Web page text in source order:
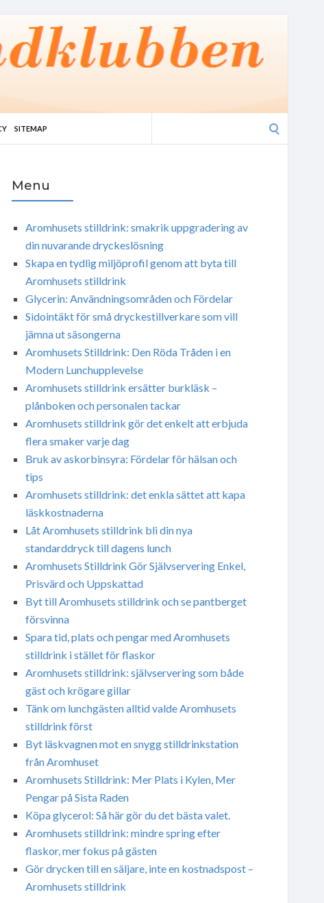
SITEMAP
Menu
Aromhusets stilldrink: smakrik uppgradering av
din nuvarande dryckeslösning
Skapa en tydlig miljöprofil genom att byta till
Aromhusets stilldrink
Glycerin: Användningsområden och Fördelar
Sidointäkt för små dryckestillverkare som vill
jämna ut säsongerna
Aromhusets Stilldrink: Den Röda Tråden i en
Modern Lunchupplevelse
Aromhusets stilldrink ersätter burkläsk –
plånboken och personalen tackar
Aromhusets stilldrink gör det enkelt att erbjuda
flera smaker varje dag
Bruk av askorbinsyra: Fördelar för hälsan och
tips
Aromhusets stilldrink: det enkla sättet att kapa
läskkostnaderna
Låt Aromhusets stilldrink bli din nya
standarddryck till dagens lunch
Aromhusets Stilldrink Gör Självservering Enkel,
Prisvärd och Uppskattad
Byt till Aromhusets stilldrink och se pantberget
försvinna
Spara tid, plats och pengar med Aromhusets
stilldrink i stället för flaskor
Aromhusets stilldrink: självservering som både
gäst och krögare gillar
Tänk om lunchgästen alltid valde Aromhusets
stilldrink först
Byt läskvagnen mot en snygg stilldrinkstation
från Aromhuset
Aromhusets Stilldrink: Mer Plats i Kylen, Mer
Pengar på Sista Raden
Köpa glycerol: Så här gör du det bästa valet.
Aromhusets stilldrink: mindre spring efter
flaskor, mer fokus på gästen
Gör drycken till en säljare, inte en kostnadspost –
Aromhusets stilldrink